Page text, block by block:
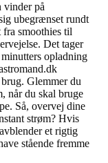
vinder på
ubegrænset rundt
smoothies til
Det tager
opladning
Glemmer du
når du skal bruge
Så, overvej dine
strøm? Hvis
et rigtig
stående fremme